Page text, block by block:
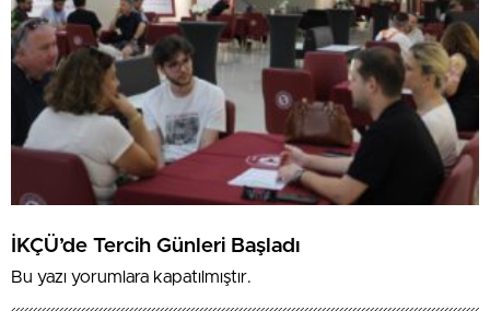
İKÇÜ’de Tercih Günleri Başladı
Bu yazı yorumlara kapatılmıştır.